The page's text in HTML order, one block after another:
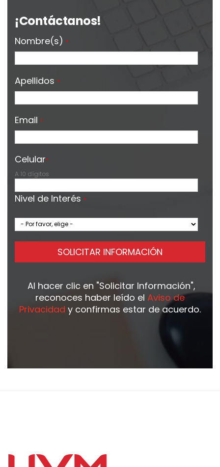
¡Contáctanos!
Nombre(s) *
Apellidos *
Email *
Celular*
A 10 dígitos
Nivel de Interés *
SOLICITAR INFORMACIÓN
Al hacer clic en "Solicitar Información",
reconoces haber leído el Aviso de
Privacidad y confirmas estar de acuerdo.